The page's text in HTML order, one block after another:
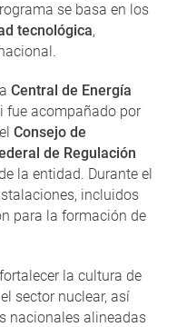
se basa en los
tecnológica,
Central de Energía
fue acompañado por
Consejo de
de Regulación
la entidad. Durante el
incluidos
para la formación de
la cultura de
sector nuclear, así
nacionales alineadas